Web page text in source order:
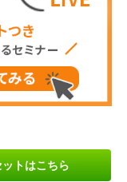
トはこちら